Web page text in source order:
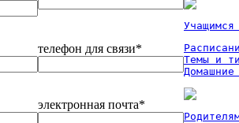
телефон для связи*
электронная почта*
Темы и
Домашние